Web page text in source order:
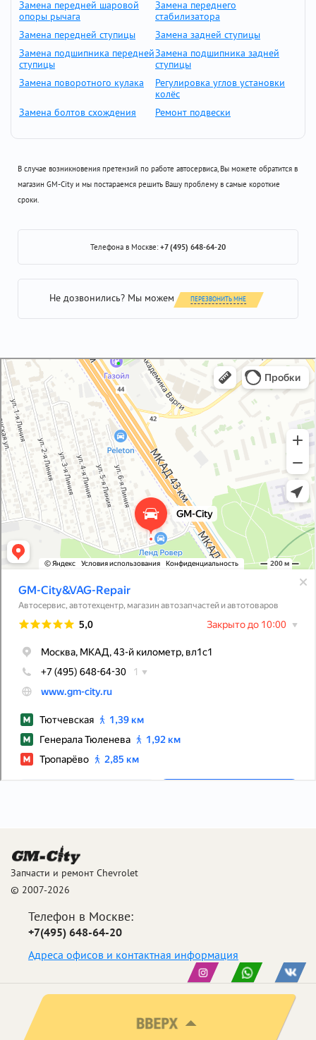
Замена передней шаровой
опоры рычага
Замена переднего
стабилизатора
Замена передней ступицы
Замена задней ступицы
Замена подшипника передней
ступицы
Замена подшипника задней
ступицы
Замена поворотного кулака
Регулировка углов установки
колёс
Замена болтов схождения
Ремонт подвески
В случае возникновения претензий по работе автосервиса, Вы можете обратится в
магазин GM-City и мы постараемся решить Вашу проблему в самые короткие
сроки.
Телефона в Москве:+7 (495) 648-64-20
Не дозвонились? Мы можем ПЕРЕЗВОНИТЬ МНЕ
GM-City&VAG-Repair
Автосервис, автотехцентр в Москве
Магазин автозапчастей и автотоваров в Москве
Запчасти и ремонт Chevrolet
© 2007-2026
Телефон в Москве:
+7(495) 648-64-20
Адреса офисов и контактная информация